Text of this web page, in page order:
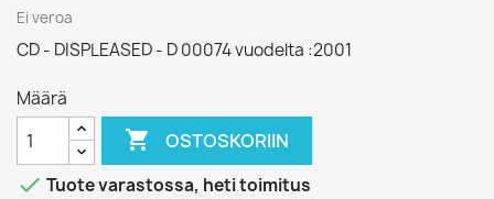
Ei veroa
CD - DISPLEASED - D 00074 vuodelta :2001
Määrä
 OSTOSKORIIN
 Tuote varastossa, heti toimitus